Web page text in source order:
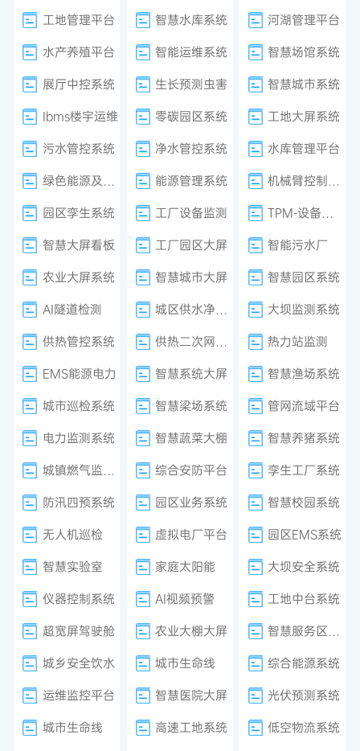
工地管理平台
智慧水库系统
河湖管理平台
水产养殖平台
智能运维系统
智慧场馆系统
展厅中控系统
生长预测虫害
智慧城市系统
Ibms楼宇运维
零碳园区系统
工地大屏系统
污水管控系统
净水管控系统
水库管理平台
绿色能源及减排系统
能源管理系统
机械臂控制系统
园区孪生系统
工厂设备监测
TPM-设备管理
智慧大屏看板
工厂园区大屏
智能污水厂
农业大屏系统
智慧城市大屏
智慧园区系统
AI隧道检测
城区供水净水厂
大坝监测系统
供热管控系统
供热二次网平衡
热力站监测
EMS能源电力
智慧系统大屏
智慧渔场系统
城市巡检系统
智慧梁场系统
管网流域平台
电力监测系统
智慧蔬菜大棚
智慧养猪系统
城镇燃气监测系统
综合安防平台
孪生工厂系统
防汛四预系统
园区业务系统
智慧校园系统
无人机巡检
虚拟电厂平台
园区EMS系统
智慧实验室
家庭太阳能
大坝安全系统
仪器控制系统
AI视频预警
工地中台系统
超宽屏驾驶舱
农业大棚大屏
智慧服务区系统
城乡安全饮水
城市生命线
综合能源系统
运维监控平台
智慧医院大屏
光伏预测系统
城市生命线
高速工地系统
低空物流系统